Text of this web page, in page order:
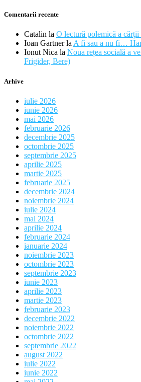
Comentarii recente
Catalin la O lectură polemică a
Ioan GartnerlaA fi sau a nu fi…
Ionut Nica la Noua rețea socială a
Frigider, Bere)
Arhive
iulie 2026
iunie 2026
mai 2026
februarie 2026
decembrie 2025
octombrie 2025
septembrie 2025
aprilie 2025
martie 2025
februarie 2025
decembrie 2024
noiembrie 2024
iulie 2024
mai 2024
aprilie 2024
februarie 2024
ianuarie 2024
noiembrie 2023
octombrie 2023
septembrie 2023
iunie 2023
aprilie 2023
martie 2023
februarie 2023
decembrie 2022
noiembrie 2022
octombrie 2022
septembrie 2022
august 2022
iulie 2022
iunie 2022